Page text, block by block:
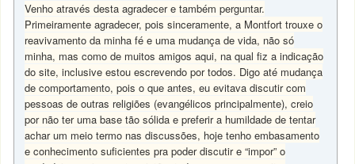
Venho através desta agradecer e também perguntar.
Primeiramente agradecer, pois sinceramente, a Montfort trouxe o
reavivamento da minha fé e uma mudança de vida, não só
minha, mas como de muitos amigos aqui, na qual fiz a indicação
do site, inclusive estou escrevendo por todos. Digo até mudança
de comportamento, pois o que antes, eu evitava discutir com
pessoas de outras religiões (evangélicos principalmente), creio
por não ter uma base tão sólida e preferir a humildade de tentar
achar um meio termo nas discussões, hoje tenho embasamento
e conhecimento suficientes pra poder discutir e “impor” o